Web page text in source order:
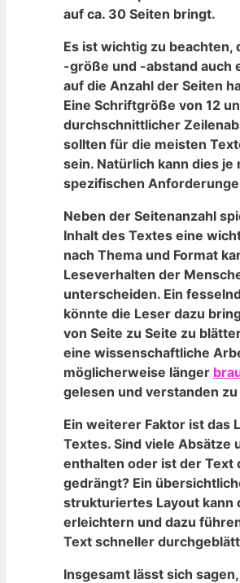
auf ca. 30 Seiten bringt.
Es ist wichtig zu beachten,
-größe und ‌-abstand auch
auf die Anzahl der ​Seiten
Eine⁤ Schriftgröße von 12
durchschnittlicher
sollten ⁣für die meisten
sein. Natürlich kann dies⁤ je
spezifischen
Neben der Seitenanzahl
Inhalt des‍ Textes eine
nach Thema und ⁣Format
Leseverhalten der
unterscheiden.⁢ Ein⁣
könnte die Leser dazu
von⁢ Seite zu Seite zu
eine wissenschaftliche
möglicherweise länger
gelesen und‍ verstanden ⁣zu
Ein weiterer Faktor ist ​das
Textes. Sind viele Absätze
enthalten oder ist der Text
gedrängt? Ein
strukturiertes Layout kann
erleichtern⁢ und dazu​
Text schneller
Insgesamt lässt sich